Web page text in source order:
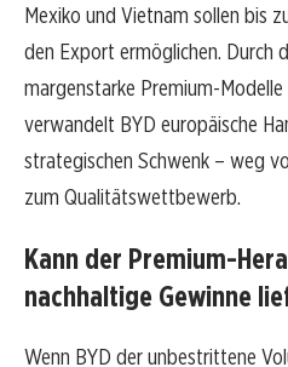
Mexiko und Vietnam sollen bis
den Export ermöglichen. Durch
margenstarke Premium-
verwandelt BYD europäische
strategischen Schwenk – weg
zum Qualitätswettbewerb.
Kann der Premium-
nachhaltige Gewinne
Wenn BYD der unbestrittene